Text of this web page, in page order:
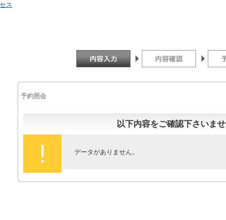
予約照会
以下内容をご確認下さいませ
! データがありません。